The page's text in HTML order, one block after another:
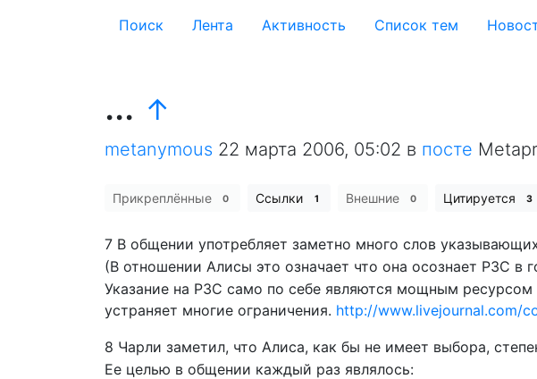
Поиск Лента Активность Cписок тем
... ↑
metanymous 22 марта 2006, 05:02 в посте
Прикреплённые 0 Ссылки 1 Внешние 0 Цитируется 3
7 В общении употребляет заметно много слов
(В отношении Алисы это означает что она осознает РЗС в
Указание на РЗС само по себе являются мощным
устраняет многие ограничения. http://www.livejournal.com/
8 Чарли заметил, что Алиса, как бы не имеет выбора,
Ее целью в общении каждый раз являлось: